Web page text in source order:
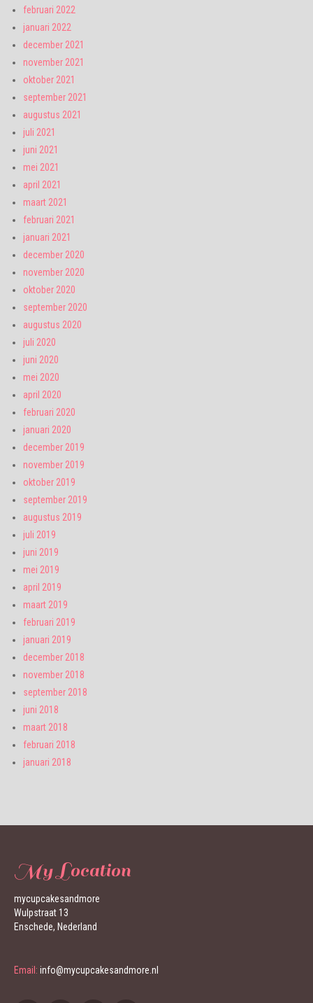
februari 2022
januari 2022
december 2021
november 2021
oktober 2021
september 2021
augustus 2021
juli 2021
juni 2021
mei 2021
april 2021
maart 2021
februari 2021
januari 2021
december 2020
november 2020
oktober 2020
september 2020
augustus 2020
juli 2020
juni 2020
mei 2020
april 2020
februari 2020
januari 2020
december 2019
november 2019
oktober 2019
september 2019
augustus 2019
juli 2019
juni 2019
mei 2019
april 2019
maart 2019
februari 2019
januari 2019
december 2018
november 2018
september 2018
juni 2018
maart 2018
februari 2018
januari 2018
My Location
mycupcakesandmore
Wulpstraat 13
Enschede, Nederland
Email: info@mycupcakesandmore.nl